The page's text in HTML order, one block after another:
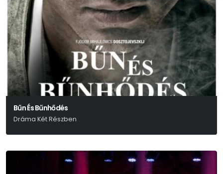
Bűn És Bűnhődés
Dráma Két Részben